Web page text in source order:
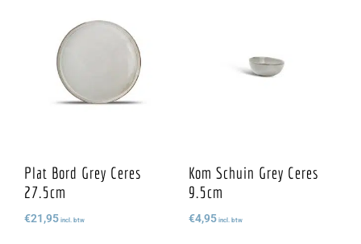
Plat Bord Grey Ceres
27.5cm
€21,95 incl. btw
Kom Schuin Grey Ceres
9.5cm
€4,95 incl. btw